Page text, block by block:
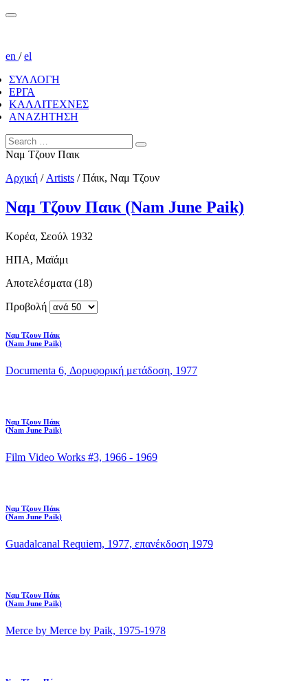
en /el
ΣΥΛΛΟΓΗ
ΕΡΓΑ
ΚΑΛΛΙΤΕΧΝΕΣ
ΑΝΑΖΗΤΗΣΗ
Ναμ Τζουν Παικ
Αρχική / Artists /Πάικ, Ναμ Τζουν
Ναμ Τζουν Παικ (Nam June Paik)
Κορέα, Σεούλ 1932
ΗΠΑ, Μαϊάμι
Αποτελέσματα (18)
Προβολή
Ναμ Τζουν Πάικ
(Nam June Paik)
Documenta 6, Δορυφορική μετάδοση, 1977
Ναμ Τζουν Πάικ
(Nam June Paik)
Film Video Works #3, 1966 - 1969
Ναμ Τζουν Πάικ
(Nam June Paik)
Guadalcanal Requiem, 1977, επανέκδοση 1979
Ναμ Τζουν Πάικ
(Nam June Paik)
Merce by Merce by Paik, 1975-1978